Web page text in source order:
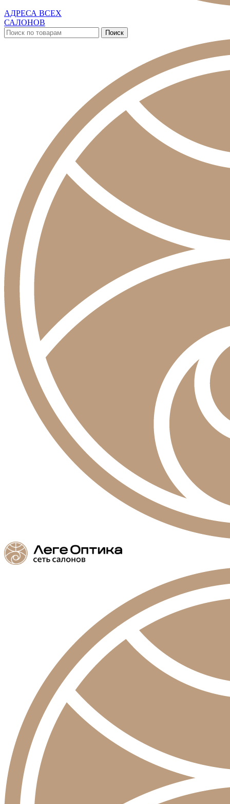
АДРЕСА ВСЕХ
САЛОНОВ